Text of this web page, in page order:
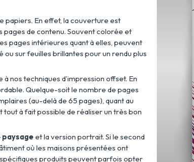
papiers. En effet, la couverture est
pages de contenu. Souvent colorée et
pages intérieures quant à elles, peuvent
sur feuilles brillantes pour un rendu plus
à nos techniques d’impression offset. En
Quelque-soit le nombre de pages
(au-delà de 65 pages), quant au
à fait possible de réaliser un très bon
et la version portrait. Si le second
où les maisons présentées ont
spécifiques produits peuvent parfois opter